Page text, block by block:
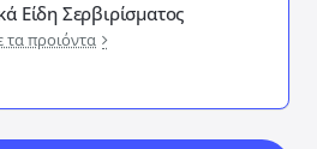
Είδη Σερβιρίσματος
τα προιόντα